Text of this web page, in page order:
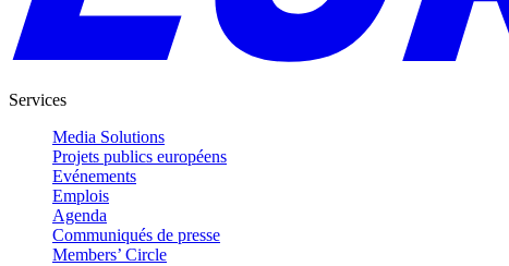
Services
Media Solutions
Projets publics européens
Evénements
Emplois
Agenda
Communiqués de presse
Members’ Circle